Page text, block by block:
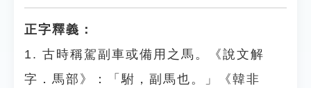
正字釋義：
1. 古時稱駕副車或備用之馬。《說文解
字．馬部》：「駙，副馬也。」《韓非